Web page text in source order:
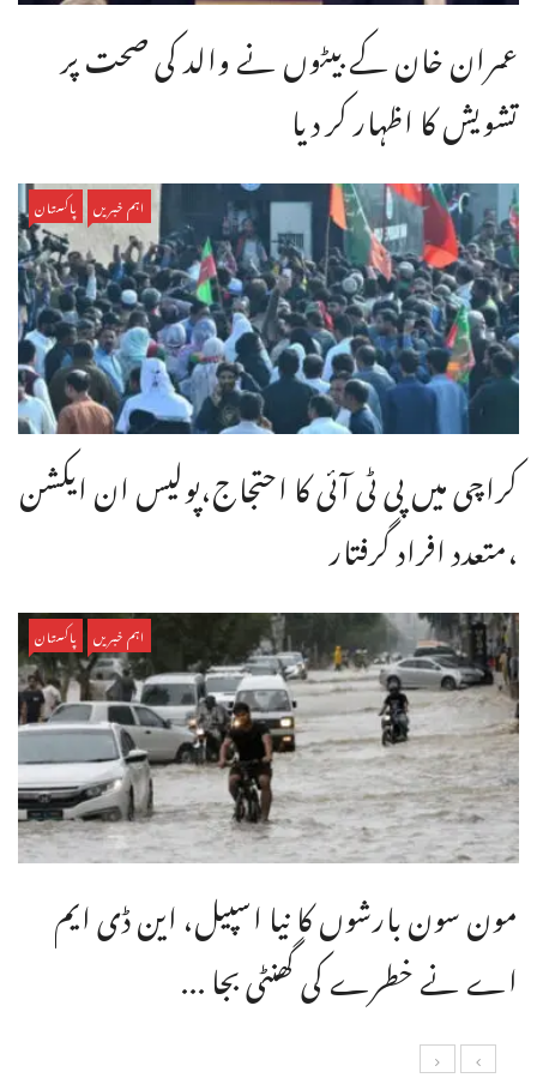
عمران خان کے بیٹوں نے والد کی صحت پر
تشویش کا اظہار کر دیا
اہم خبریں پاکستان
کراچی میں پی ٹی آئی کا احتجاج،پولیس ان ایکشن
،متعدد افراد گرفتار
اہم خبریں پاکستان
مون سون بارشوں کا نیا اسپیل، این ڈی ایم
اے نے خطرے کی گھنٹی بجا ...